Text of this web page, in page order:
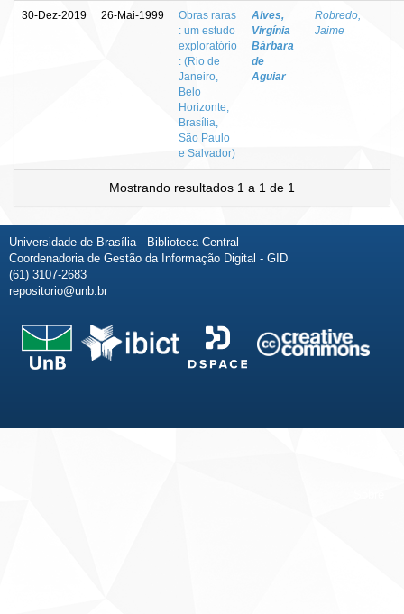
30-Dez-2019 26-Mai-1999
Obras raras
: um estudo
exploratório
: (Rio de
Janeiro,
Belo
Horizonte,
Brasília,
São Paulo
e Salvador)
Alves,
Virgínia
Bárbara
de
Aguiar
Robredo,
Jaime
Mostrando resultados 1 a 1 de 1
Universidade de Brasília - Biblioteca Central
Coordenadoria de Gestão da Informação Digital - GID
(61) 3107-2683
repositorio@unb.br